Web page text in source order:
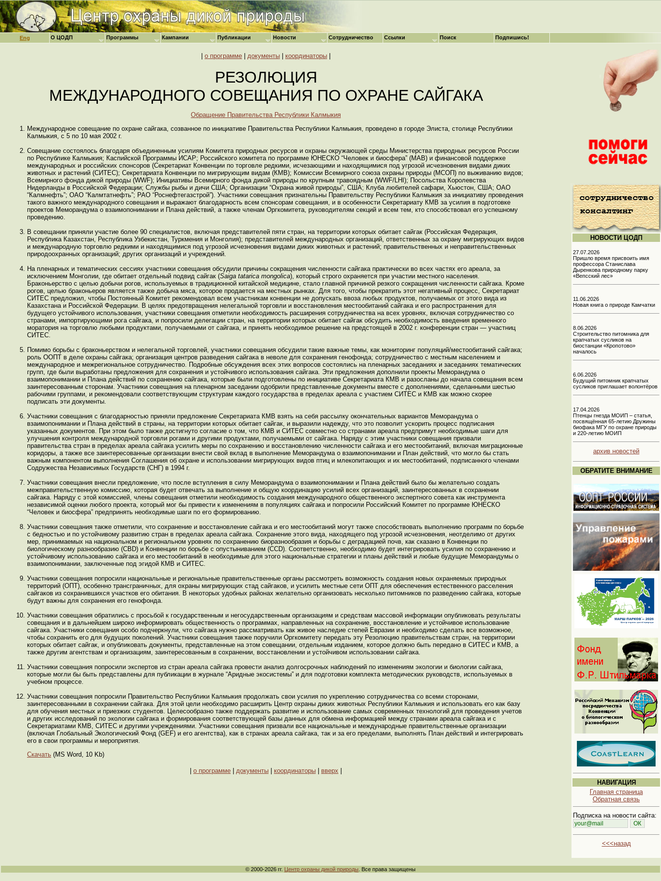
Eng
о программе документы координаторы
РЕЗОЛЮЦИЯ
МЕЖДУНАРОДНОГО СОВЕЩАНИЯ ПО ОХРАНЕ САЙГАКА
Обращение Правительства Республики Калмыкия
Международное совещание по охране сайгака, созванное по инициативе Правительства Республики Калмыкия, проведено в городе Элиста, столице Республики
Калмыкия, с 5 по 10 мая 2002 г.
Совещание состоялось благодаря объединенным усилиям Комитета природных ресурсов и охраны окружающей среды Министерства природных ресурсов России
по Республике Калмыкия; Каспийской Программы ИСАР; Российского комитета по программе ЮНЕСКО “Человек и биосфера” (МАВ) и финансовой поддержке
международных и российских спонсоров (Секретариат Конвенции по торговле редкими, исчезающими и находящимися под угрозой исчезновения видами диких
животных и растений (СИТЕС); Секретариата Конвенции по мигрирующим видам (КМВ); Комиссии Всемирного союза охраны природы (МСОП) по выживанию видов;
Всемирного фонда дикой природы (WWF); Инициативы Всемирного фонда дикой природы по крупным травоядным (WWF/LHI); Посольства Королевства
Нидерланды в Российской Федерации; Службы рыбы и дичи США; Организации “Охрана живой природы”, США; Клуба любителей сафари, Хьюстон, США; ОАО
“Калмнефть”; ОАО “Калмтатнефть”; РАО “Роснефтегазстрой”). Участники совещания признательны Правительству Республики Калмыкия за инициативу проведения
такого важного международного совещания и выражают благодарность всем спонсорам совещания, и в особенности Секретариату КМВ за усилия в подготовке
проектов Меморандума о взаимопонимании и Плана действий, а также членам Оргкомитета, руководителям секций и всем тем, кто способствовал его успешному
проведению.
В совещании приняли участие более 90 специалистов, включая представителей пяти стран, на территории которых обитает сайгак (Российская Федерация,
Республика Казахстан, Республика Узбекистан, Туркмения и Монголия); представителей международных организаций, ответственных за охрану мигрирующих видов
и международную торговлю редкими и находящимися под угрозой исчезновения видами диких животных и растений; правительственных и неправительственных
природоохранных организаций; других организаций и учреждений.
На пленарных и тематических сессиях участники совещания обсудили причины сокращения численности сайгака практически во всех частях его ареала, за
исключением Монголии, где обитает отдельный подвид сайгак (Saiga tatarica mongolica), который строго охраняется при участии местного населения.
Браконьерство с целью добычи рогов, используемых в традиционной китайской медицине, стало главной причиной резкого сокращения численности сайгака. Кроме
рогов, целью браконьеров является также добыча мяса, которое продается на местных рынках. Для того, чтобы прекратить этот негативный процесс, Секретариат
СИТЕС предложил, чтобы Постоянный Комитет рекомендовал всем участникам конвенции не допускать ввоза любых продуктов, получаемых от этого вида из
Казахстана и Российской Федерации. В целях предотвращения нелегальной торговли и восстановления местообитаний сайгака и его распространения для
будущего устойчивого использования, участники совещания отметили необходимость расширения сотрудничества на всех уровнях, включая сотрудничество со
странами, импортирующими рога сайгака, и попросили делегации стран, на территории которых обитает сайгак обсудить необходимость введения временного
моратория на торговлю любыми продуктами, получаемыми от сайгака, и принять необходимое решение на предстоящей в 2002 г. конференции стран — участниц
СИТЕС.
Помимо борьбы с браконьерством и нелегальной торговлей, участники совещания обсудили такие важные темы, как мониторинг популяций/местообитаний сайгака;
роль ООПТ в деле охраны сайгака; организация центров разведения сайгака в неволе для сохранения генофонда; сотрудничество с местным населением и
международное и межрегиональное сотрудничество. Подробные обсуждения всех этих вопросов состоялись на пленарных заседаниях и заседаниях тематических
групп, где были выработаны предложения для сохранения и устойчивого использования сайгака. Эти предложения дополнили проекты Меморандума о
взаимопонимании и Плана действий по сохранению сайгака, которые были подготовлены по инициативе Секретариата КМВ и разосланы до начала совещания всем
заинтересованным сторонам. Участники совещания на пленарном заседании одобрили представленные документы вместе с дополнениями, сделанными шестью
рабочими группами, и рекомендовали соответствующим структурам каждого государства в пределах ареала с участием СИТЕС и КМВ как можно скорее
подписать эти документы.
Участники совещания с благодарностью приняли предложение Секретариата КМВ взять на себя рассылку окончательных вариантов Меморандума о
взаимопонимании и Плана действий в страны, на территории которых обитает сайгак, и выразили надежду, что это позволит ускорить процесс подписания
указанных документов. При этом было также достигнуто согласие о том, что КМВ и СИТЕС совместно со странами ареала предпримут необходимые шаги для
улучшения контроля международной торговли рогами и другими продуктами, получаемыми от сайгака. Наряду с этим участники совещания призвали
правительства стран в пределах ареала сайгака усилить меры по сохранению и восстановлению численности сайгака и его местообитаний, включая миграционные
коридоры, а также все заинтересованные организации внести свой вклад в выполнение Меморандума о взаимопонимании и План действий, что могло бы стать
важным компонентом выполнения Соглашения об охране и использовании мигрирующих видов птиц и млекопитающих и их местообитаний, подписанного членами
Содружества Независимых Государств (СНГ) в 1994 г.
Участники совещания внесли предложение, что после вступления в силу Меморандума о взаимопонимании и Плана действий было бы желательно создать
межправительственную комиссию, которая будет отвечать за выполнение и общую координацию усилий всех организаций, заинтересованных в сохранении
сайгака. Наряду с этой комиссией, члены совещания отметили необходимость создания международного общественного экспертного совета как инструмента
независимой оценки любого проекта, который мог бы привести к изменениям в популяциях сайгака и попросили Российский Комитет по программе ЮНЕСКО
“Человек и биосфера” предпринять необходимые шаги по его формированию.
Участники совещания также отметили, что сохранение и восстановление сайгака и его местообитаний могут также способствовать выполнению программ по борьбе
с бедностью и по устойчивому развитию стран в пределах ареала сайгака. Сохранение этого вида, находящего под угрозой исчезновения, неотделимо от других
мер, принимаемых на национальном и региональном уровнях по сохранению биоразнообразия и борьбы с деградацией почв, как сказано в Конвенции по
биологическому разнообразию (CBD) и Конвенции по борьбе с опустыниванием (CCD). Соответственно, необходимо будет интегрировать усилия по сохранению и
устойчивому использованию сайгака и его местообитаний в необходимые для этого национальные стратегии и планы действий и любые будущие Меморандумы о
взаимопонимании, заключенные под эгидой КМВ и СИТЕС.
Участники совещания попросили национальные и региональные правительственные органы рассмотреть возможность создания новых охраняемых природных
территорий (ОПТ), особенно трансграничных, для охраны мигрирующих стад сайгаков, и усилить местные сети ОПТ для обеспечения естественного расселения
сайгаков из сохранившихся участков его обитания. В некоторых удобных районах желательно организовать несколько питомников по разведению сайгака, которые
будут важны для сохранения его генофонда.
Участники совещания обратились с просьбой к государственным и негосударственным организациям и средствам массовой информации опубликовать результаты
совещания и в дальнейшем широко информировать общественность о программах, направленных на сохранение, восстановление и устойчивое использование
сайгака. Участники совещания особо подчеркнули, что сайгака нужно рассматривать как живое наследие степей Евразии и необходимо сделать все возможное,
чтобы сохранить его для будущих поколений. Участники совещания также поручили Оргкомитету передать эту Резолюцию правительствам стран, на территории
которых обитает сайгак, и опубликовать документы, представленные на этом совещании, отдельным изданием, которое должно быть передано в СИТЕС и КМВ, а
также другим агентствам и организациям, заинтересованным в сохранении, восстановлении и устойчивом использовании сайгака.
Участники совещания попросили экспертов из стран ареала сайгака провести анализ долгосрочных наблюдений по изменениям экологии и биологии сайгака,
которые могли бы быть представлены для публикации в журнале “Аридные экосистемы” и для подготовки комплекта методических руководств, используемых в
учебном процессе.
Участники совещания попросили Правительство Республики Калмыкия продолжать свои усилия по укреплению сотрудничества со всеми сторонами,
заинтересованными в сохранении сайгака. Для этой цели необходимо расширить Центр охраны диких животных Республики Калмыкия и использовать его как базу
для обучения местных и приезжих студентов. Целесообразно также поддержать развитие и использование самых современных технологий для проведения учетов
и других исследований по экологии сайгака и формирования соответствующей базы данных для обмена информацией между странами ареала сайгака и с
Секретариатами КМВ, СИТЕС и другими учреждениями. Участники совещания призвали все национальные и международные правительственные организации
(включая Глобальный Экологический Фонд (GEF) и его агентства), как в странах ареала сайгака, так и за его пределами, выполнять План действий и интегрировать
его в свои программы и мероприятия.
Скачать (MS Word, 10 Kb)
о программе документы координаторы вверх
НОВОСТИ ЦОДП
27.07.2026
Пришло время присвоить имя
профессора Станислава
Дыренкова природному парку
«Вепсский лес»
11.06.2026
Новая книга о природе Камчатки
8.06.2026
Строительство питомника для
крапчатых сусликов на
биостанции «Кропотово»
началось
6.06.2026
Будущий питомник крапчатых
сусликов приглашает волонтёров
17.04.2026
Птенцы гнезда МОИП – статья,
посвящённая 65-летию Дружины
биофака МГУ по охране природы
и 220-летию МОИП
архив новостей
ОБРАТИТЕ ВНИМАНИЕ
НАВИГАЦИЯ
Главная страница
Обратная связь
Подписка на новости сайта:
<<<назад
© 2000-2026 гг. Центр охраны дикой природы . Все права защищены
О ЦОДП Программы Кампании Публикации Новости Сотрудничество Ссылки Поиск Подпишись!